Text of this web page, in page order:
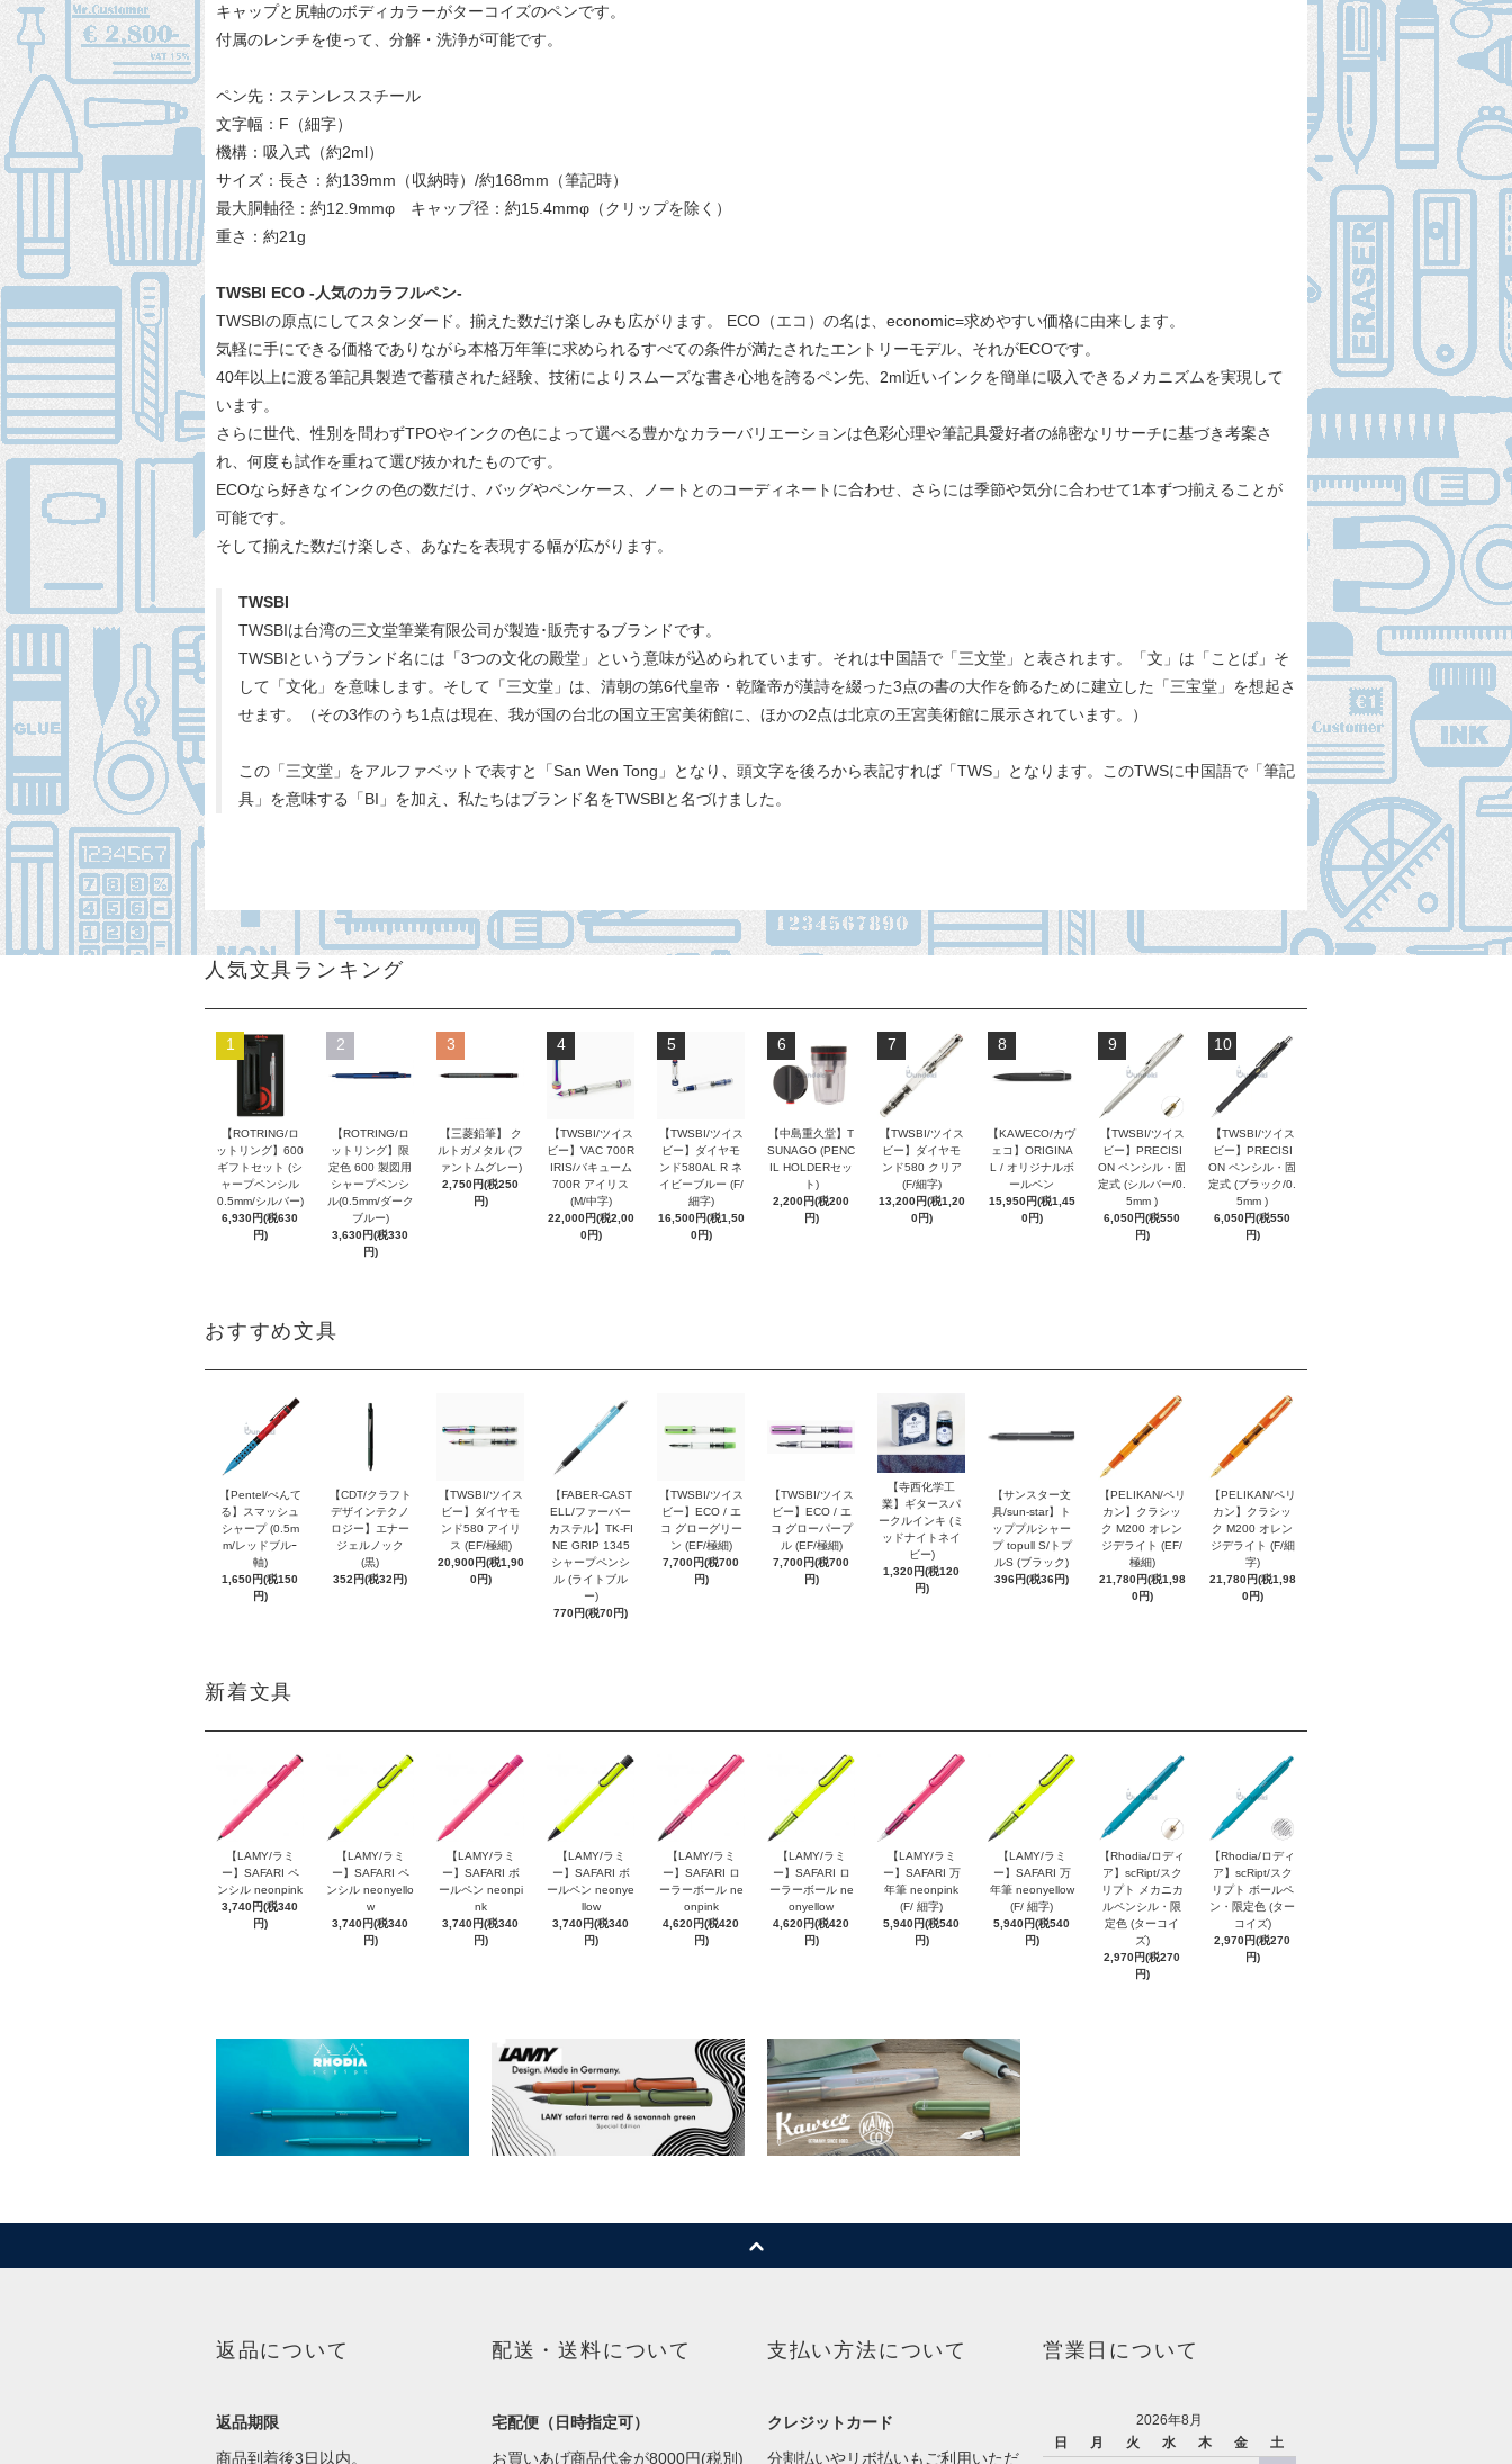
キャップと尻軸のボディカラーがターコイズのペンです。
付属のレンチを使って、分解・洗浄が可能です。
ペン先：ステンレススチール
文字幅：F（細字）
機構：吸入式（約2ml）
サイズ：長さ：約139mm（収納時）/約168mm（筆記時）
最大胴軸径：約12.9mmφ キャップ径：約15.4mmφ（クリップを除く）
重さ：約21g
TWSBI ECO -人気のカラフルペン-
TWSBIの原点にしてスタンダード。揃えた数だけ楽しみも広がります。 ECO（エコ）の名は、economic=求めやすい価格に由来します。
気軽に手にできる価格でありながら本格万年筆に求められるすべての条件が満たされたエントリーモデル、それがECOです。
40年以上に渡る筆記具製造で蓄積された経験、技術によりスムーズな書き心地を誇るペン先、2ml近いインクを簡単に吸入できるメカニズムを実現して
います。
さらに世代、性別を問わずTPOやインクの色によって選べる豊かなカラーバリエーションは色彩心理や筆記具愛好者の綿密なリサーチに基づき考案さ
れ、何度も試作を重ねて選び抜かれたものです。
ECOなら好きなインクの色の数だけ、バッグやペンケース、ノートとのコーディネートに合わせ、さらには季節や気分に合わせて1本ずつ揃えることが
可能です。
そして揃えた数だけ楽しさ、あなたを表現する幅が広がります。
TWSBI
TWSBIは台湾の三文堂筆業有限公司が製造･販売するブランドです。
TWSBIというブランド名には「3つの文化の殿堂」という意味が込められています。それは中国語で「三文堂」と表されます。「文」は「ことば」そ
して「文化」を意味します。そして「三文堂」は、清朝の第6代皇帝・乾隆帝が漢詩を綴った3点の書の大作を飾るために建立した「三宝堂」を想起さ
せます。（その3作のうち1点は現在、我が国の台北の国立王宮美術館に、ほかの2点は北京の王宮美術館に展示されています。）
この「三文堂」をアルファベットで表すと「San Wen Tong」となり、頭文字を後ろから表記すれば「TWS」となります。このTWSに中国語で「筆記
具」を意味する「BI」を加え、私たちはブランド名をTWSBIと名づけました。
人気文具ランキング
1
【ROTRING/ロ
ットリング】600
ギフトセット (シ
ャープペンシル
0.5mm/シルバー)
6,930円(税630
円)
2
【ROTRING/ロ
ットリング】限
定色 600 製図用
シャープペンシ
ル(0.5mm/ダーク
ブルー)
3,630円(税330
円)
3
【三菱鉛筆】 ク
ルトガメタル (フ
ァントムグレー)
2,750円(税250
円)
4
【TWSBI/ツイス
ビー】VAC 700R
IRIS/バキューム
700R アイリス
(M/中字)
22,000円(税2,00
0円)
5
【TWSBI/ツイス
ビー】ダイヤモ
ンド580AL R ネ
イビーブルー (F/
細字)
16,500円(税1,50
0円)
6
【中島重久堂】T
SUNAGO (PENC
IL HOLDERセッ
ト)
2,200円(税200
円)
7
【TWSBI/ツイス
ビー】ダイヤモ
ンド580 クリア
(F/細字)
13,200円(税1,20
0円)
8
【KAWECO/カヴ
ェコ】ORIGINA
L / オリジナルボ
ールペン
15,950円(税1,45
0円)
9
【TWSBI/ツイス
ビー】PRECISI
ON ペンシル・固
定式 (シルバー/0.
5mm )
6,050円(税550
円)
10
【TWSBI/ツイス
ビー】PRECISI
ON ペンシル・固
定式 (ブラック/0.
5mm )
6,050円(税550
円)
おすすめ文具
【Pentel/ぺんて
る】スマッシュ
シャープ (0.5m
m/レッドブルｰ
軸)
1,650円(税150
円)
【CDT/クラフト
デザインテクノ
ロジー】エナー
ジェルノック
(黒)
352円(税32円)
【TWSBI/ツイス
ビー】ダイヤモ
ンド580 アイリ
ス (EF/極細)
20,900円(税1,90
0円)
【FABER-CAST
ELL/ファーバー
カステル】TK-FI
NE GRIP 1345
シャープペンシ
ル (ライトブル
ー)
770円(税70円)
【TWSBI/ツイス
ビー】ECO / エ
コ グローグリー
ン (EF/極細)
7,700円(税700
円)
【TWSBI/ツイス
ビー】ECO / エ
コ グローパープ
ル (EF/極細)
7,700円(税700
円)
【寺西化学工
業】ギタースパ
ークルインキ (ミ
ッドナイトネイ
ビー)
1,320円(税120
円)
【サンスター文
具/sun-star】ト
ッププルシャー
プ topull S/トプ
ルS (ブラック)
396円(税36円)
【PELIKAN/ペリ
カン】クラシッ
ク M200 オレン
ジデライト (EF/
極細)
21,780円(税1,98
0円)
【PELIKAN/ペリ
カン】クラシッ
ク M200 オレン
ジデライト (F/細
字)
21,780円(税1,98
0円)
新着文具
【LAMY/ラミ
ー】SAFARI ペ
ンシル neonpink
3,740円(税340
円)
【LAMY/ラミ
ー】SAFARI ペ
ンシル neonyello
w
3,740円(税340
円)
【LAMY/ラミ
ー】SAFARI ボ
ールペン neonpi
nk
3,740円(税340
円)
【LAMY/ラミ
ー】SAFARI ボ
ールペン neonye
llow
3,740円(税340
円)
【LAMY/ラミ
ー】SAFARI ロ
ーラーボール ne
onpink
4,620円(税420
円)
【LAMY/ラミ
ー】SAFARI ロ
ーラーボール ne
onyellow
4,620円(税420
円)
【LAMY/ラミ
ー】SAFARI 万
年筆 neonpink
(F/ 細字)
5,940円(税540
円)
【LAMY/ラミ
ー】SAFARI 万
年筆 neonyellow
(F/ 細字)
5,940円(税540
円)
【Rhodia/ロディ
ア】scRipt/スク
リプト メカニカ
ルペンシル・限
定色 (ターコイ
ズ)
2,970円(税270
円)
【Rhodia/ロディ
ア】scRipt/スク
リプト ボールペ
ン・限定色 (ター
コイズ)
2,970円(税270
円)
返品について
返品期限
商品到着後3日以内。
配送・送料について
宅配便（日時指定可）
お買いあげ商品代金が8000円(税別)
支払い方法について
クレジットカード
分割払いやリボ払いもご利用いただ
営業日について
2026年8月
日
月 火 水 木 金 土